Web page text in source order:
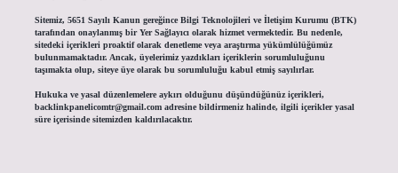
Sitemiz, 5651 Sayılı Kanun gereğince Bilgi Teknolojileri ve İletişim Kurumu (BTK)
tarafından onaylanmış bir Yer Sağlayıcı olarak hizmet vermektedir. Bu nedenle,
sitedeki içerikleri proaktif olarak denetleme veya araştırma yükümlülüğümüz
bulunmamaktadır. Ancak, üyelerimiz yazdıkları içeriklerin sorumluluğunu
taşımakta olup, siteye üye olarak bu sorumluluğu kabul etmiş sayılırlar.
Hukuka ve yasal düzenlemelere aykırı olduğunu düşündüğünüz içerikleri,
backlinkpanelicomtr@gmail.comadresine bildirmeniz halinde, ilgili içerikler yasal
süre içerisinde sitemizden kaldırılacaktır.